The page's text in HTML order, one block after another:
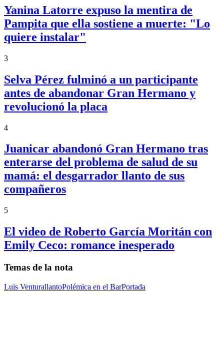
Yanina Latorre expuso la mentira de
Pampita que ella sostiene a muerte: "Lo
quiere instalar"
3
Selva Pérez fulminó a un participante
antes de abandonar Gran Hermano y
revolucionó la placa
4
Juanicar abandonó Gran Hermano tras
enterarse del problema de salud de su
mamá: el desgarrador llanto de sus
compañeros
5
El video de Roberto García Moritán con
Emily Ceco: romance inesperado
Temas de la nota
Luis VenturallantoPolémica en el BarPortada